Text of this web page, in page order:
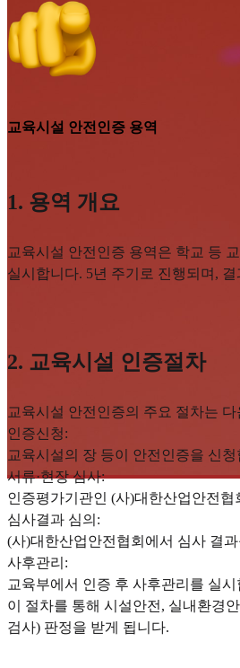
교육시설 안전인증 용역
1. 용역 개요
교육시설 안전인증 용역은 학교 등
실시합니다. 5년 주기로 진행되며,
2. 교육시설 인증절차
교육시설 안전인증의 주요 절차는
인증신청:
교육시설의 장 등이 안전인증을 신청
서류·현장 심사:
인증평가기관인 (사)대한산업안전
심사결과 심의:
(사)대한산업안전협회에서 심사 결
사후관리:
교육부에서 인증 후 사후관리를 실시
이 절차를 통해 시설안전, 실내환경
검사) 판정을 받게 됩니다.